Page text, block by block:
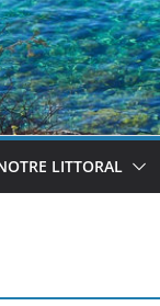
LITTORAL